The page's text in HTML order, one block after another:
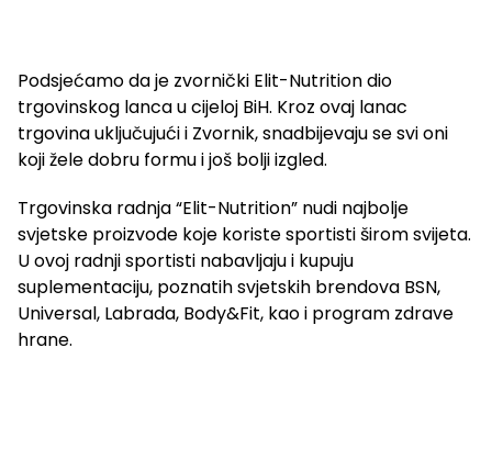
Podsjećamo da je zvornički Elit-Nutrition dio
trgovinskog lanca u cijeloj BiH. Kroz ovaj lanac
trgovina uključujući i Zvornik, snadbijevaju se svi oni
koji žele dobru formu i još bolji izgled.
Trgovinska radnja “Elit-Nutrition” nudi najbolje
svjetske proizvode koje koriste sportisti širom svijeta.
U ovoj radnji sportisti nabavljaju i kupuju
suplementaciju, poznatih svjetskih brendova BSN,
Universal, Labrada, Body&Fit, kao i program zdrave
hrane.